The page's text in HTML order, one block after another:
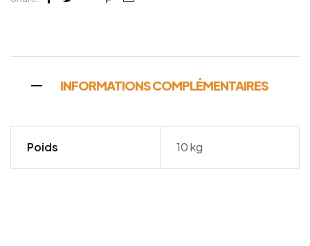
Facebook
TwitterLinkedin
Google+
Pinterest
Email
INFORMATIONS COMPLÉMENTAIRES
Poids 10 kg